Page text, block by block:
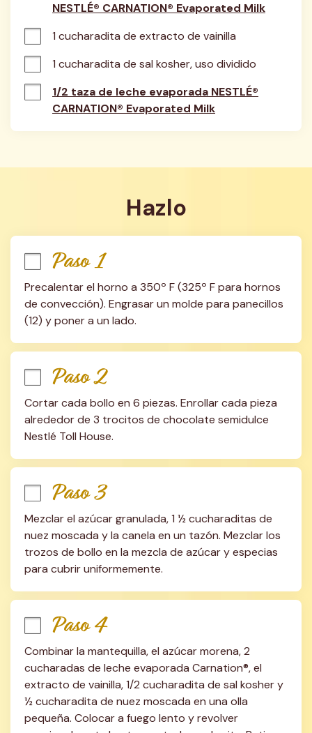
NESTLÉ® CARNATION® Evaporated Milk
1 cucharadita de extracto de vainilla
1 cucharadita de sal kosher, uso dividido
1/2 taza de leche evaporada NESTLÉ®
CARNATION® Evaporated Milk
Hazlo
Paso 1
Precalentar el horno a 350º F (325º F para hornos
de convección). Engrasar un molde para panecillos
(12) y poner a un lado.
Paso 2
Cortar cada bollo en 6 piezas. Enrollar cada pieza
alrededor de 3 trocitos de chocolate semidulce
Nestlé Toll House.
Paso 3
Mezclar el azúcar granulada, 1 ½ cucharaditas de
nuez moscada y la canela en un tazón. Mezclar los
trozos de bollo en la mezcla de azúcar y especias
para cubrir uniformemente.
Paso 4
Combinar la mantequilla, el azúcar morena, 2
cucharadas de leche evaporada Carnation®, el
extracto de vainilla, 1/2 cucharadita de sal kosher y
½ cucharadita de nuez moscada en una olla
pequeña. Colocar a fuego lento y revolver